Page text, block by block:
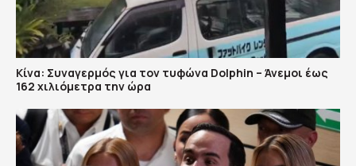
Κίνα: Συναγερμός για τον τυφώνα Dolphin – Άνεμοι έως
162 χιλιόμετρα την ώρα